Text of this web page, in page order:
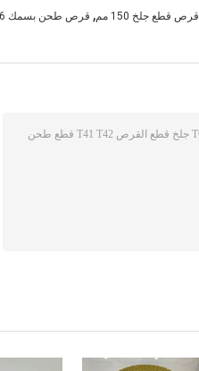
قرص قطع جلخ 150 مم , قرص طحن بسمك 1.6 مم للفولاذ المقاوم للصدأ